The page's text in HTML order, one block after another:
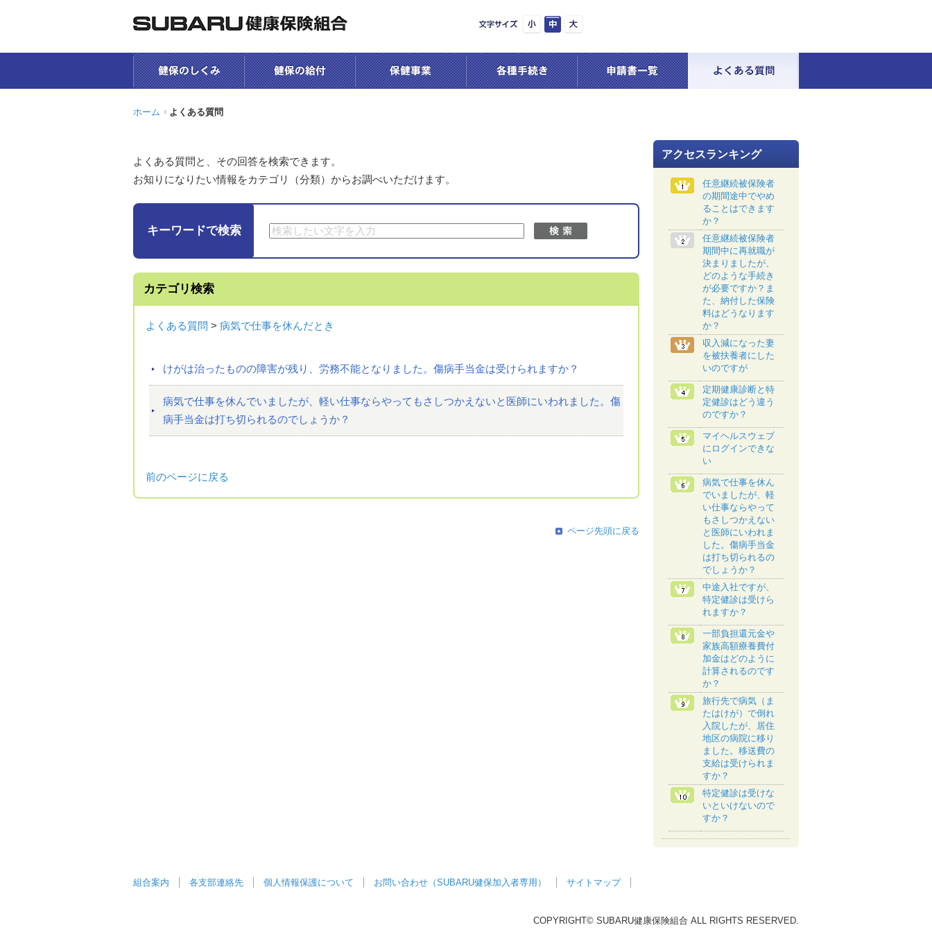
ホーム よくある質問
よくある質問と、その回答を検索できます。
お知りになりたい情報をカテゴリ（分類）からお調べいただけます。
キーワードで検索
カテゴリ検索
よくある質問 > 病気で仕事を休んだとき
けがは治ったものの障害が残り、労務不能となりました。傷病手当金は受けられますか？
病気で仕事を休んでいましたが、軽い仕事ならやってもさしつかえないと医師にいわれました。傷
病手当金は打ち切られるのでしょうか？
前のページに戻る
ページ先頭に戻る
アクセスランキング
任意継続被保険者
の期間途中でやめ
ることはできます
か？
任意継続被保険者
期間中に再就職が
決まりましたが、
どのような手続き
が必要ですか？ま
た、納付した保険
料はどうなります
か？
収入減になった妻
を被扶養者にした
いのですが
定期健康診断と特
定健診はどう違う
のですか？
マイヘルスウェブ
にログインできな
い
病気で仕事を休ん
でいましたが、軽
い仕事ならやって
もさしつかえない
と医師にいわれま
した。傷病手当金
は打ち切られるの
でしょうか？
中途入社ですが、
特定健診は受けら
れますか？
一部負担還元金や
家族高額療養費付
加金はどのように
計算されるのです
か？
旅行先で病気（ま
たはけが）で倒れ
入院したが、居住
地区の病院に移り
ました。移送費の
支給は受けられま
すか？
特定健診は受けな
いといけないので
すか？
組合案内 各支部連絡先 個人情報保護について お問い合わせ（SUBARU健保加入者専用） サイトマップ
COPYRIGHT© SUBARU健康保険組合 ALL RIGHTS RESERVED.